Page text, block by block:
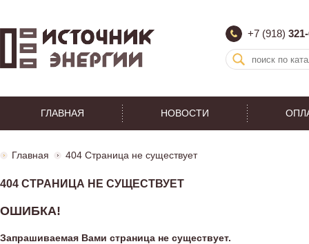
+7 (918)
ГЛАВНАЯ НОВОСТИ
Главная 404 Страница не существует
404 СТРАНИЦА НЕ СУЩЕСТВУЕТ
ОШИБКА!
Запрашиваемая Вами страница не существует.